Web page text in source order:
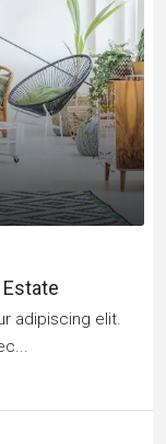
adipiscing elit.